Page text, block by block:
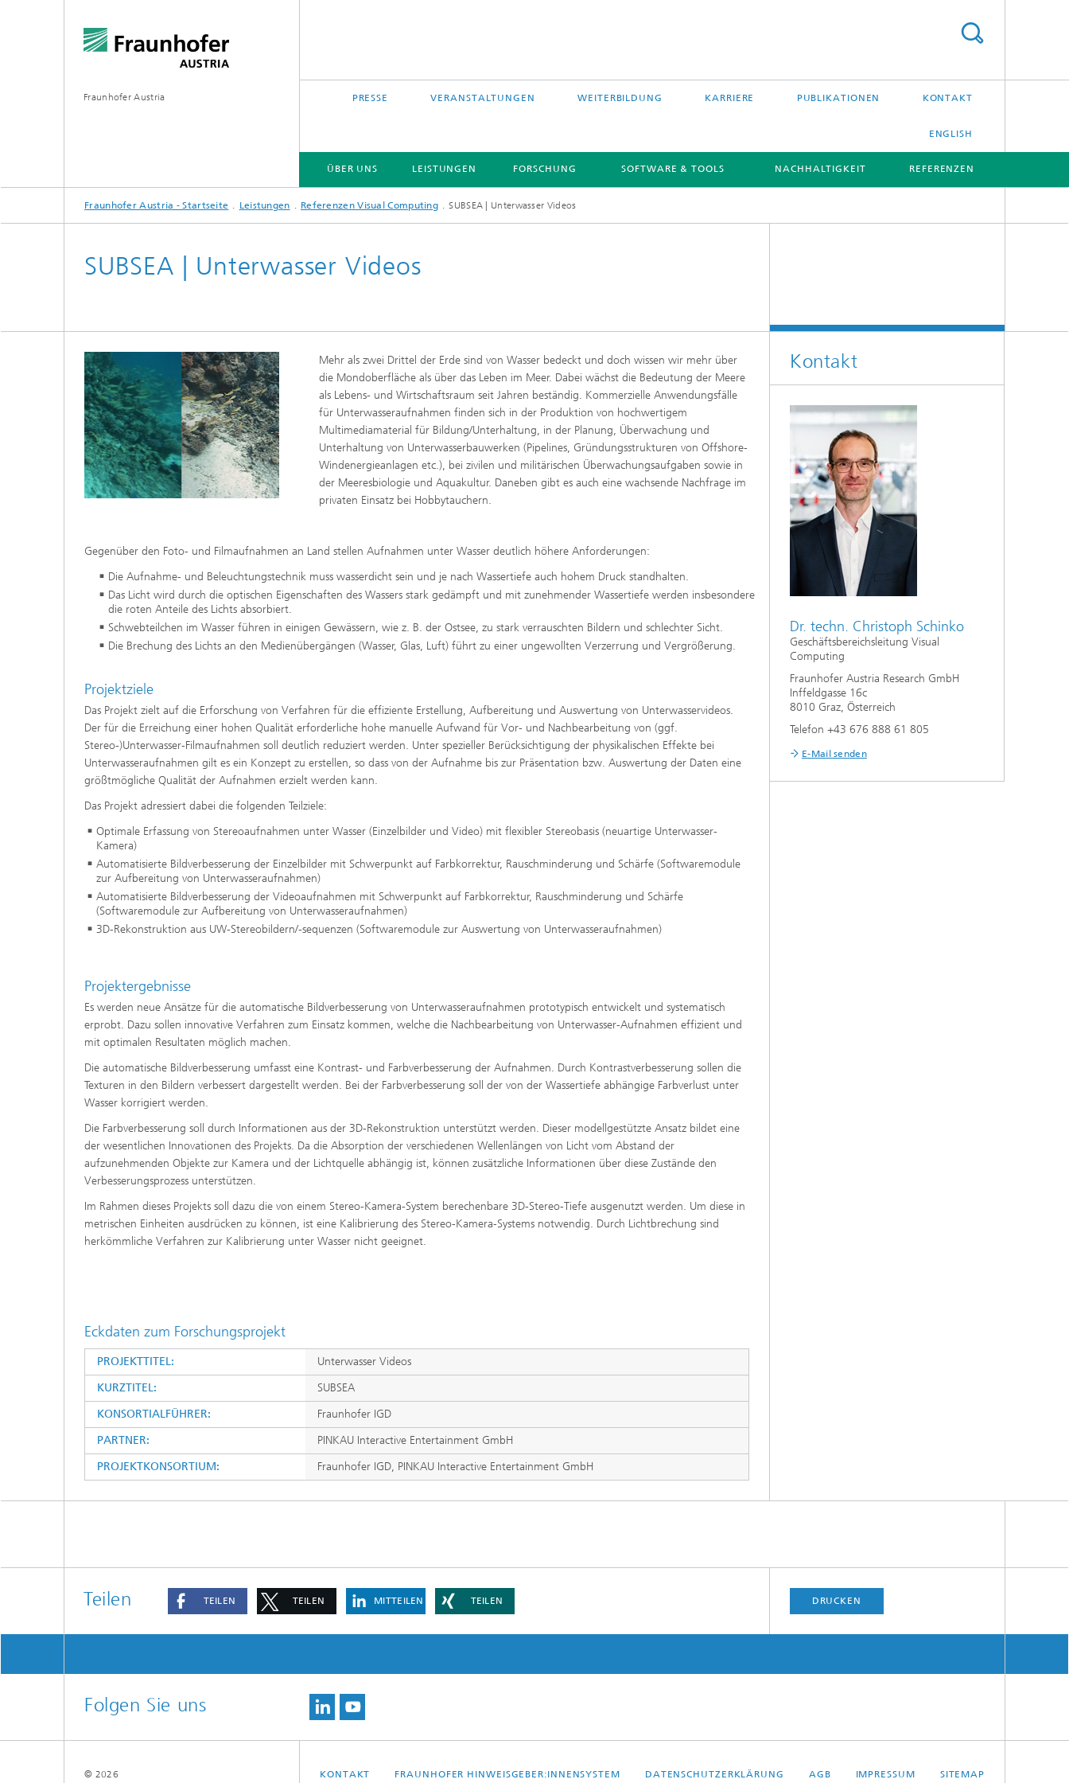
Fraunhofer Austria PRESSE VERANSTALTUNGEN WEITERBILDUNG KARRIERE PUBLIKATIONEN KONTAKT
ENGLISH
ÜBER UNS LEISTUNGEN FORSCHUNG SOFTWARE & TOOLS NACHHALTIGKEIT REFERENZEN
Fraunhofer Austria - Startseite Leistungen Referenzen Visual Computing SUBSEA | Unterwasser Videos
SUBSEA | Unterwasser Videos
Mehr als zwei Drittel der Erde sind von Wasser bedeckt und doch wissen wir mehr über
die Mondoberfläche als über das Leben im Meer. Dabei wächst die Bedeutung der Meere
als Lebens- und Wirtschaftsraum seit Jahren beständig. Kommerzielle Anwendungsfälle
für Unterwasseraufnahmen finden sich in der Produktion von hochwertigem
Multimediamaterial für Bildung/Unterhaltung, in der Planung, Überwachung und
Unterhaltung von Unterwasserbauwerken (Pipelines, Gründungsstrukturen von Offshore-
Windenergieanlagen etc.), bei zivilen und militärischen Überwachungsaufgaben sowie in
der Meeresbiologie und Aquakultur. Daneben gibt es auch eine wachsende Nachfrage im
privaten Einsatz bei Hobbytauchern.
Gegenüber den Foto- und Filmaufnahmen an Land stellen Aufnahmen unter Wasser deutlich höhere Anforderungen:
Die Aufnahme- und Beleuchtungstechnik muss wasserdicht sein und je nach Wassertiefe auch hohem Druck standhalten.
Das Licht wird durch die optischen Eigenschaften des Wassers stark gedämpft und mit zunehmender Wassertiefe werden insbesondere
die roten Anteile des Lichts absorbiert.
Schwebteilchen im Wasser führen in einigen Gewässern, wie z. B. der Ostsee, zu stark verrauschten Bildern und schlechter Sicht.
Die Brechung des Lichts an den Medienübergängen (Wasser, Glas, Luft) führt zu einer ungewollten Verzerrung und Vergrößerung.
Projektziele
Das Projekt zielt auf die Erforschung von Verfahren für die effiziente Erstellung, Aufbereitung und Auswertung von Unterwasservideos.
Der für die Erreichung einer hohen Qualität erforderliche hohe manuelle Aufwand für Vor- und Nachbearbeitung von (ggf.
Stereo-)Unterwasser-Filmaufnahmen soll deutlich reduziert werden. Unter spezieller Berücksichtigung der physikalischen Effekte bei
Unterwasseraufnahmen gilt es ein Konzept zu erstellen, so dass von der Aufnahme bis zur Präsentation bzw. Auswertung der Daten eine
größtmögliche Qualität der Aufnahmen erzielt werden kann.
Das Projekt adressiert dabei die folgenden Teilziele:
Optimale Erfassung von Stereoaufnahmen unter Wasser (Einzelbilder und Video) mit flexibler Stereobasis (neuartige Unterwasser-
Kamera)
Automatisierte Bildverbesserung der Einzelbilder mit Schwerpunkt auf Farbkorrektur, Rauschminderung und Schärfe (Softwaremodule
zur Aufbereitung von Unterwasseraufnahmen)
Automatisierte Bildverbesserung der Videoaufnahmen mit Schwerpunkt auf Farbkorrektur, Rauschminderung und Schärfe
(Softwaremodule zur Aufbereitung von Unterwasseraufnahmen)
3D-Rekonstruktion aus UW-Stereobildern/-sequenzen (Softwaremodule zur Auswertung von Unterwasseraufnahmen)
Projektergebnisse
Es werden neue Ansätze für die automatische Bildverbesserung von Unterwasseraufnahmen prototypisch entwickelt und systematisch
erprobt. Dazu sollen innovative Verfahren zum Einsatz kommen, welche die Nachbearbeitung von Unterwasser-Aufnahmen effizient und
mit optimalen Resultaten möglich machen.
Die automatische Bildverbesserung umfasst eine Kontrast- und Farbverbesserung der Aufnahmen. Durch Kontrastverbesserung sollen die
Texturen in den Bildern verbessert dargestellt werden. Bei der Farbverbesserung soll der von der Wassertiefe abhängige Farbverlust unter
Wasser korrigiert werden.
Die Farbverbesserung soll durch Informationen aus der 3D-Rekonstruktion unterstützt werden. Dieser modellgestützte Ansatz bildet eine
der wesentlichen Innovationen des Projekts. Da die Absorption der verschiedenen Wellenlängen von Licht vom Abstand der
aufzunehmenden Objekte zur Kamera und der Lichtquelle abhängig ist, können zusätzliche Informationen über diese Zustände den
Verbesserungsprozess unterstützen.
Im Rahmen dieses Projekts soll dazu die von einem Stereo-Kamera-System berechenbare 3D-Stereo-Tiefe ausgenutzt werden. Um diese in
metrischen Einheiten ausdrücken zu können, ist eine Kalibrierung des Stereo-Kamera-Systems notwendig. Durch Lichtbrechung sind
herkömmliche Verfahren zur Kalibrierung unter Wasser nicht geeignet.
Eckdaten zum Forschungsprojekt
PROJEKTTITEL:
Unterwasser Videos
KURZTITEL:
SUBSEA
KONSORTIALFÜHRER:
Fraunhofer IGD
PARTNER:
PINKAU Interactive Entertainment GmbH
PROJEKTKONSORTIUM:
Fraunhofer IGD, PINKAU Interactive Entertainment GmbH
Kontakt
Dr. techn. Christoph Schinko
Geschäftsbereichsleitung Visual
Computing
Fraunhofer Austria Research GmbH
Inffeldgasse 16c
8010 Graz, Österreich
Telefon +43 676 888 61 805
E-Mail senden
Teilen TEILEN TEILEN MITTEILEN TEILEN DRUCKEN
Folgen Sie uns
KONTAKT FRAUNHOFER HINWEISGEBER:INNENSYSTEM DATENSCHUTZERKLÄRUNG AGB IMPRESSUM SITEMAP
© 2026